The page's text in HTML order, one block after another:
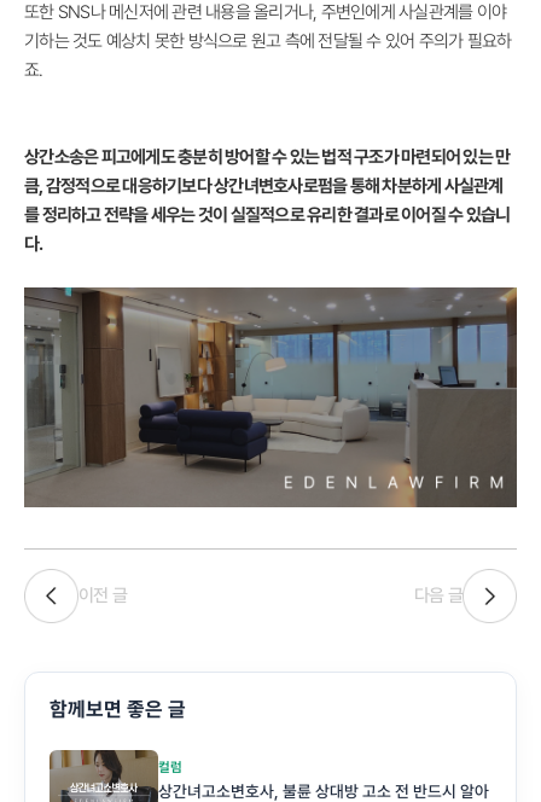
또한 SNS나 메신저에 관련 내용을 올리거나, 주변인에게 사실관계를 이야
기하는 것도 예상치 못한 방식으로 원고 측에 전달될 수 있어 주의가 필요하
죠.
상간소송은 피고에게도 충분히 방어할 수 있는 법적 구조가 마련되어 있는 만
큼, 감정적으로 대응하기보다 상간녀변호사로펌을 통해 차분하게 사실관계
를 정리하고 전략을 세우는 것이 실질적으로 유리한 결과로 이어질 수 있습니
다.
이전 글 다음 글
함께보면 좋은 글
컬럼
상간녀고소변호사, 불륜 상대방 고소 전 반드시 알아